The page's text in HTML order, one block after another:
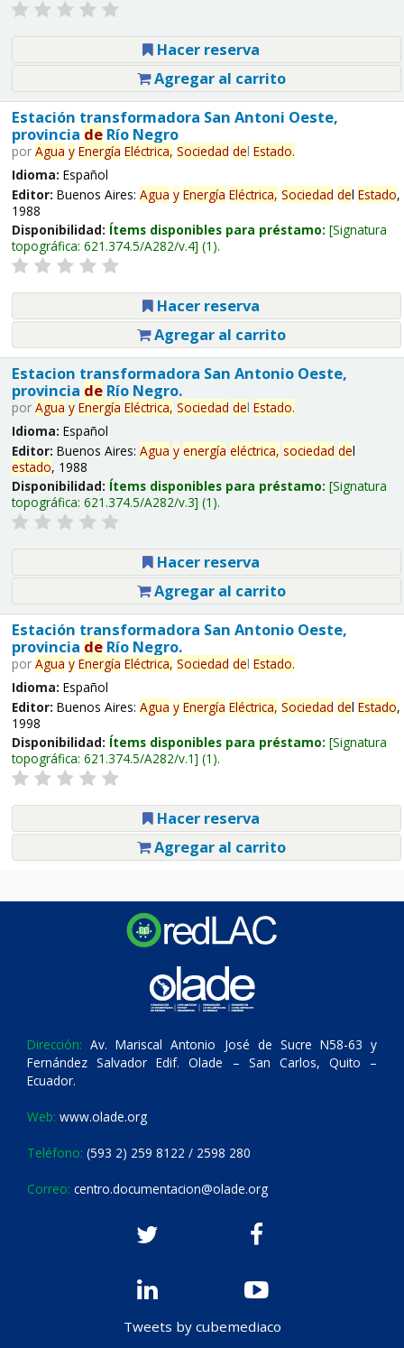
Hacer reserva
Agregar al carrito
Estación transformadora San Antoni Oeste,
provincia deRío Negro
por Agua y Energía Eléctrica, Sociedad del Estado.
Idioma: Español
Editor: Buenos Aires: Agua y Energía Eléctrica, Sociedad del Estado,
1988
Disponibilidad: Ítems disponibles para préstamo: Signatura
topográfica: 621.374.5/A282/v.4 (1).
Hacer reserva
Agregar al carrito
Estacion transformadora San Antonio Oeste,
provincia deRío Negro.
por Agua y Energía Eléctrica, Sociedad del Estado.
Idioma: Español
Editor: Buenos Aires: Agua y energía eléctrica, sociedad del
estado, 1988
Disponibilidad: Ítems disponibles para préstamo: Signatura
topográfica: 621.374.5/A282/v.3 (1).
Hacer reserva
Agregar al carrito
Estación transformadora San Antonio Oeste,
provincia deRío Negro.
por Agua y Energía Eléctrica, Sociedad del Estado.
Idioma: Español
Editor: Buenos Aires: Agua y Energía Eléctrica, Sociedad del Estado,
1998
Disponibilidad: Ítems disponibles para préstamo: Signatura
topográfica: 621.374.5/A282/v.1 (1).
Hacer reserva
Agregar al carrito
Dirección: Av. Mariscal Antonio José de Sucre N58-63 y
Fernández Salvador Edif. Olade – San Carlos, Quito –
Ecuador.
Web: www.olade.org
Teléfono: (593 2) 259 8122 / 2598 280
Correo: centro.documentacion@olade.org
Tweets by cubemediaco